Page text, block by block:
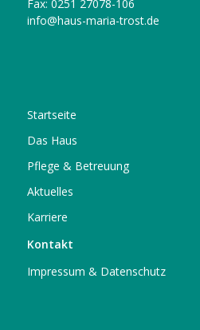
Fax: 0251 27078-106
info@haus-maria-trost.de
Startseite
Das Haus
Pflege & Betreuung
Aktuelles
Karriere
Kontakt
Impressum & Datenschutz